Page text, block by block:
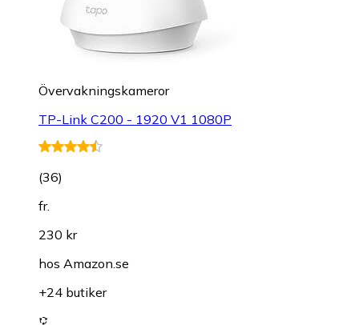
Övervakningskameror
TP-Link C200 - 1920 V1 1080P
(36)
fr.
230 kr
hos Amazon.se
+24 butiker